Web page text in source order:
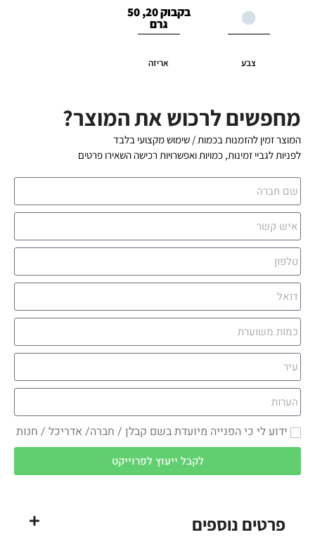
צבע
בקבוק 20, 50
גרם
אריזה
מחפשים לרכוש את המוצר?
המוצר זמין להזמנות בכמות / שימוש מקצועי בלבד
לפניות לגביי זמינות, כמויות ואפשרויות רכישה השאירו פרטים
ידוע לי כי הפנייה מיועדת בשם קבלן / חברה/ אדריכל / חנות
לקבל ייעוץ לפרוייקט
פרטים נוספים